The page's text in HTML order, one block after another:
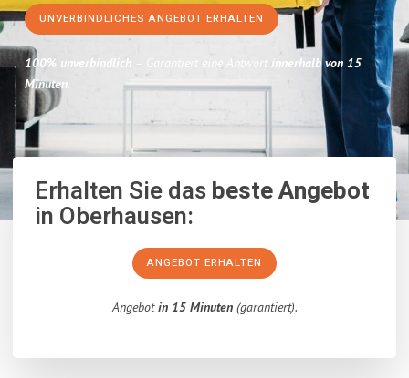
UNVERBINDLICHES ANGEBOT ERHALTEN
100% unverbindlich – Garantiert eine Antwort innerhalb von 15
Minuten.
Erhalten Sie dasbeste Angebot
in Oberhausen:
ANGEBOT ERHALTEN
Angebotin 15 Minuten(garantiert).